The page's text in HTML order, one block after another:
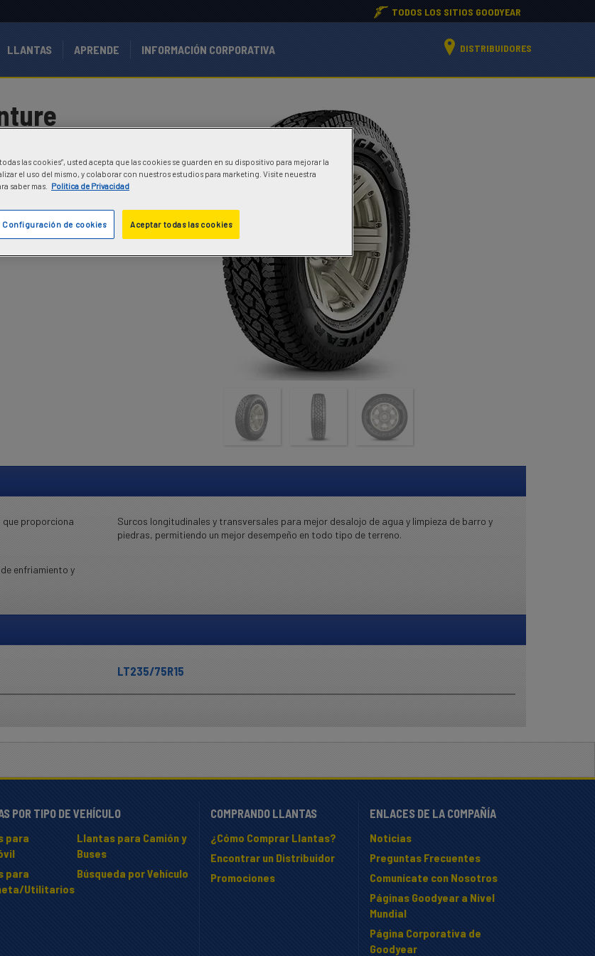
TODOS LOS SITIOS GOODYEAR
LLANTAS APRENDE INFORMACIÓN CORPORATIVA DISTRIBUIDORES
de terreno gracias
en su lateral y a un
mayor
que proporciona
Surcos longitudinales y transversales para mejor desalojo de agua y limpieza de barro y
piedras, permitiendo un mejor desempeño en todo tipo de terreno.
enfriamiento y
LT235/75R15
POR TIPO DE VEHÍCULO
para
para
Utilitarios
Llantas para Camión y
Buses
Búsqueda por Vehículo
COMPRANDO LLANTAS
¿Cómo Comprar Llantas?
Encontrar un Distribuidor
Promociones
ENLACES DE LA COMPAÑÍA
Noticias
Preguntas Frecuentes
Comunícate con Nosotros
Páginas Goodyear a Nivel
Mundial
Página Corporativa de
Goodyear
las cookies”, usted acepta que las cookies se guarden en su dispositivo para mejorar la
el uso del mismo, y colaborar con nuestros estudios para marketing. Visite neuestra
saber mas.
Politica de Privacidad
Aceptar todas las cookies
Configuración de cookies